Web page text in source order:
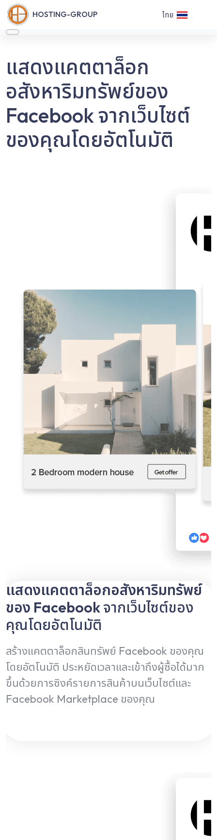
HOSTING-GROUP ไทย
แสดงแคตตาล็อก
อสังหาริมทรัพย์ของ
Facebook จากเว็บไซต์
ของคุณโดยอัตโนมัติ
แสดงแคตตาล็อกอสังหาริมทรัพย์
ของ Facebookจากเว็บไซต์ของ
คุณโดยอัตโนมัติ
สร้างแคตตาล็อกสินทรัพย์ Facebook ของคุณ
โดยอัตโนมัติ ประหยัดเวลาและเข้าถึงผู้ซื้อได้มาก
ขึ้นด้วยการซิงค์รายการสินค้าบนเว็บไซต์และ
Facebook Marketplace ของคุณ